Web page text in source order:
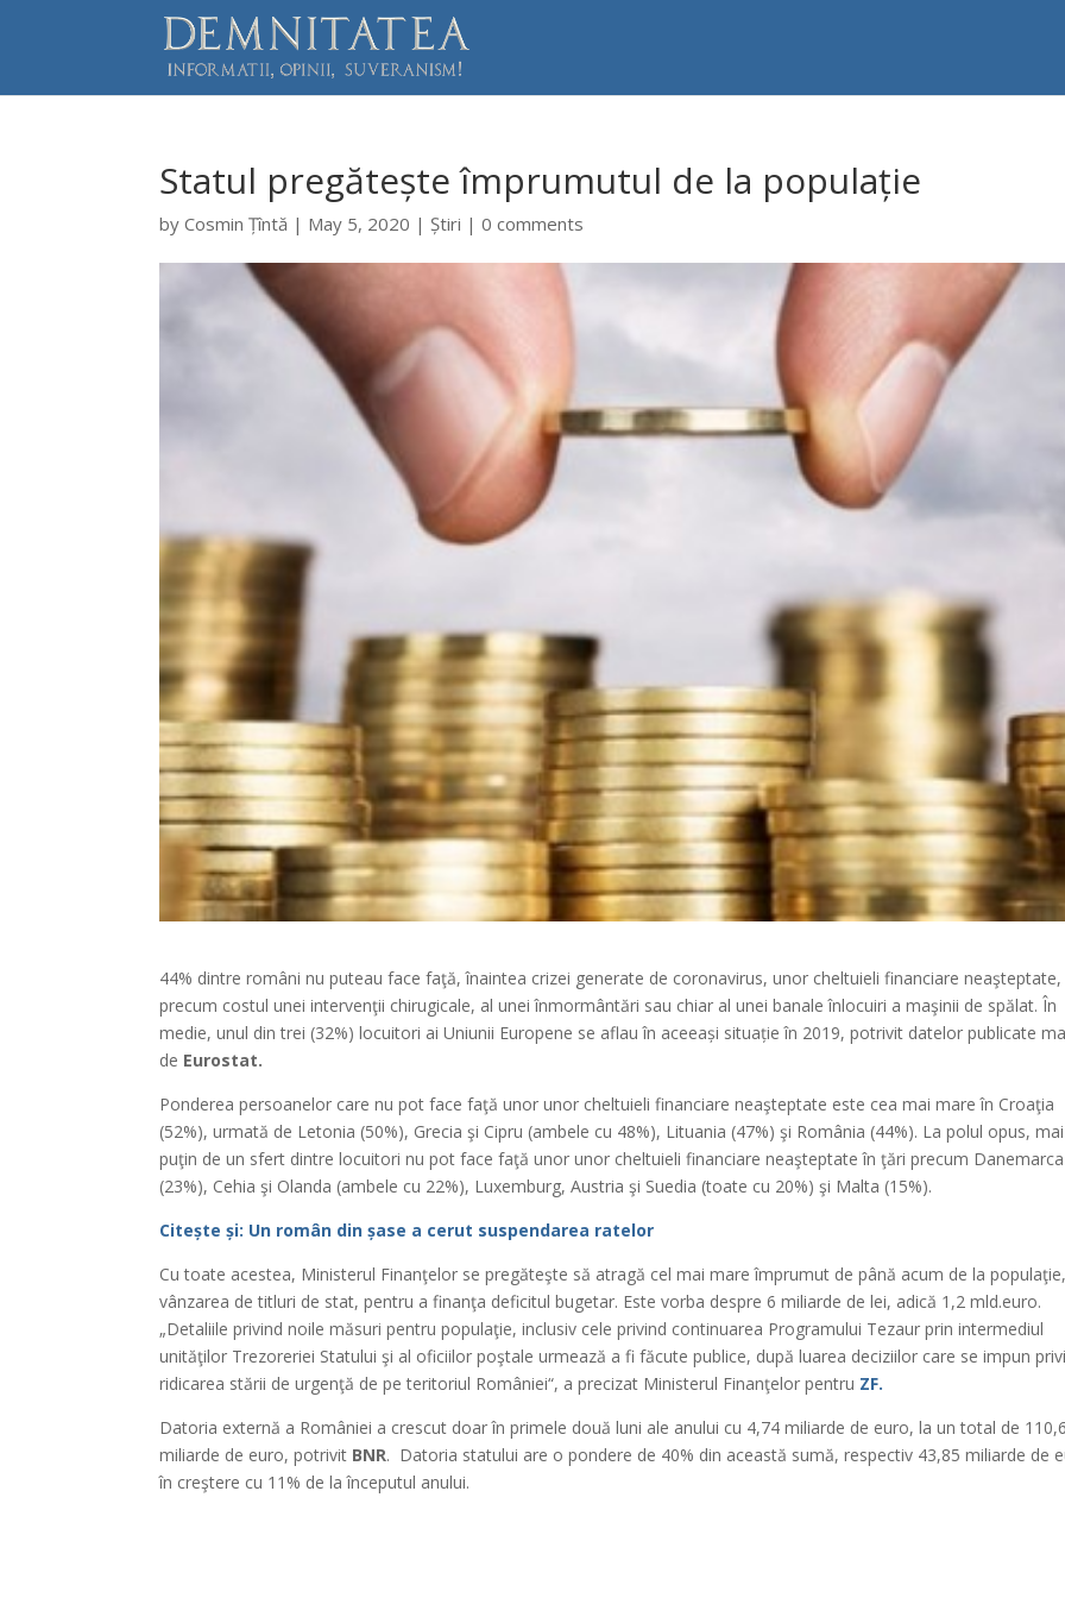
Statul pregătește împrumutul de la populație
byCosmin Țîntă | May 5, 2020 |Știri |0 comments
44% dintre români nu puteau face faţă, înaintea crizei generate de coronavirus, unor cheltuieli financiare neaşteptate,
precum costul unei intervenţii chirugicale, al unei înmormântări sau chiar al unei banale înlocuiri a maşinii de spălat. În
medie, unul din trei (32%) locuitori ai Uniunii Europene se aflau în aceeași situație în 2019, potrivit datelor publicate
de Eurostat.
Ponderea persoanelor care nu pot face faţă unor unor cheltuieli financiare neaşteptate este cea mai mare în Croaţia
(52%), urmată de Letonia (50%), Grecia şi Cipru (ambele cu 48%), Lituania (47%) şi România (44%). La polul opus, mai
puţin de un sfert dintre locuitori nu pot face faţă unor unor cheltuieli financiare neaşteptate în ţări precum Danemarca
(23%), Cehia şi Olanda (ambele cu 22%), Luxemburg, Austria şi Suedia (toate cu 20%) şi Malta (15%).
Citește și: Un român din șase a cerut suspendarea ratelor
Cu toate acestea, Ministerul Finanţelor se pregăteşte să atragă cel mai mare împrumut de până acum de la
vânzarea de titluri de stat, pentru a finanţa deficitul bugetar. Este vorba despre 6 miliarde de lei, adică 1,2 mld.euro.
„Detaliile privind noile măsuri pentru populaţie, inclusiv cele privind continuarea Programului Tezaur prin intermediul
unităţilor Trezoreriei Statului şi al oficiilor poştale urmează a fi făcute publice, după luarea deciziilor care se impun
ridicarea stării de urgenţă de pe teritoriul României“, a precizat Ministerul Finanţelor pentru ZF.
Datoria externă a României a crescut doar în primele două luni ale anului cu 4,74 miliarde de euro, la un total de
miliarde de euro, potrivit BNR. Datoria statului are o pondere de 40% din această sumă, respectiv 43,85 miliarde de
în creştere cu 11% de la începutul anului.